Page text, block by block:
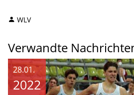
WLV
Verwandte
28.01.
2022